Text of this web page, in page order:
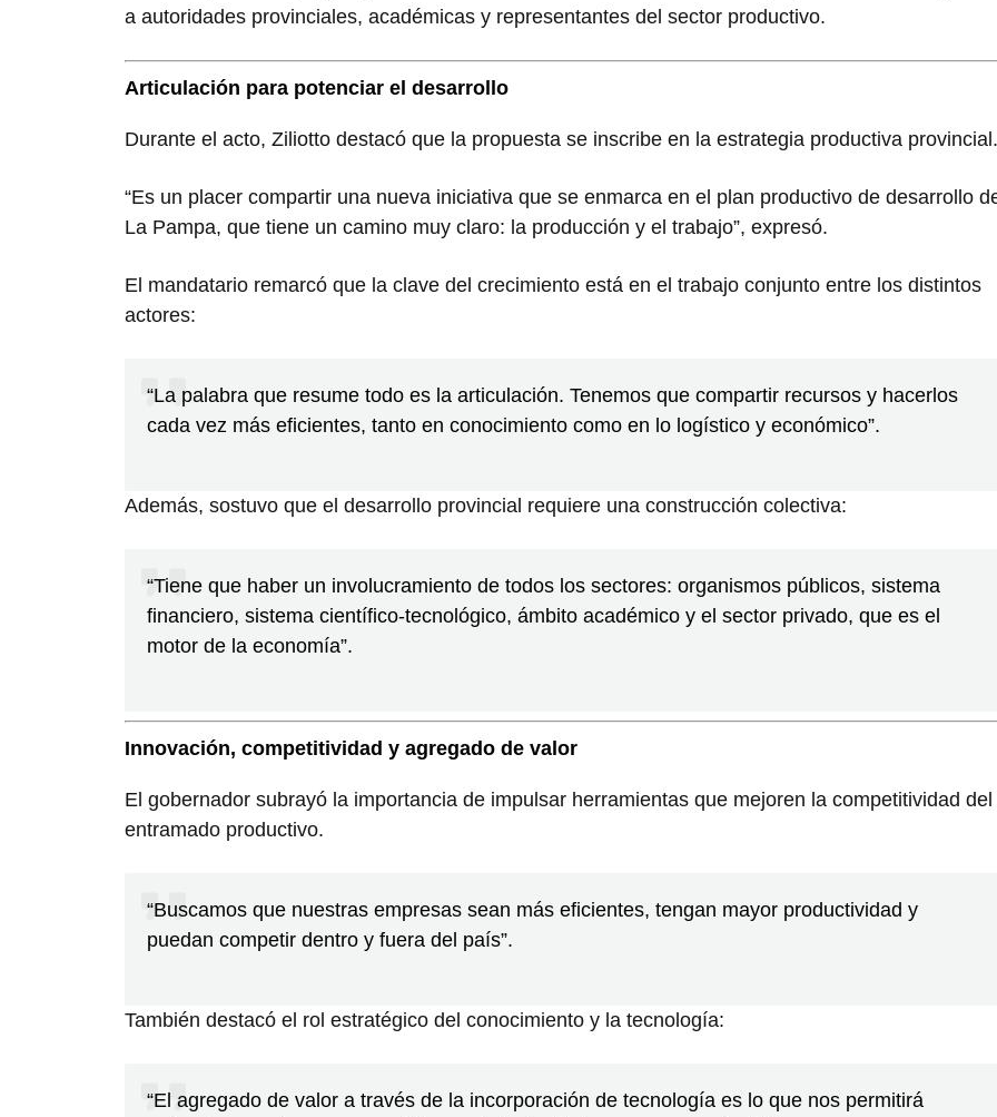
a autoridades provinciales, académicas y representantes del sector productivo.
Articulación para potenciar el desarrollo
Durante el acto, Ziliotto destacó que la propuesta se inscribe en la estrategia productiva provincial.
“Es un placer compartir una nueva iniciativa que se enmarca en el plan productivo de desarrollo
La Pampa, que tiene un camino muy claro: la producción y el trabajo”, expresó.
El mandatario remarcó que la clave del crecimiento está en el trabajo conjunto entre los distintos
actores:
“La palabra que resume todo es la articulación. Tenemos que compartir recursos y hacerlos
cada vez más eficientes, tanto en conocimiento como en lo logístico y económico”.
Además, sostuvo que el desarrollo provincial requiere una construcción colectiva:
“Tiene que haber un involucramiento de todos los sectores: organismos públicos, sistema
financiero, sistema científico-tecnológico, ámbito académico y el sector privado, que es el
motor de la economía”.
Innovación, competitividad y agregado de valor
El gobernador subrayó la importancia de impulsar herramientas que mejoren la competitividad del
entramado productivo.
“Buscamos que nuestras empresas sean más eficientes, tengan mayor productividad y
puedan competir dentro y fuera del país”.
También destacó el rol estratégico del conocimiento y la tecnología:
“El agregado de valor a través de la incorporación de tecnología es lo que nos permitirá